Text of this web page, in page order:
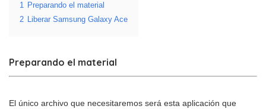
1 Preparando el material
2 Liberar Samsung Galaxy Ace
Preparando el material
El único archivo que necesitaremos será esta aplicación que